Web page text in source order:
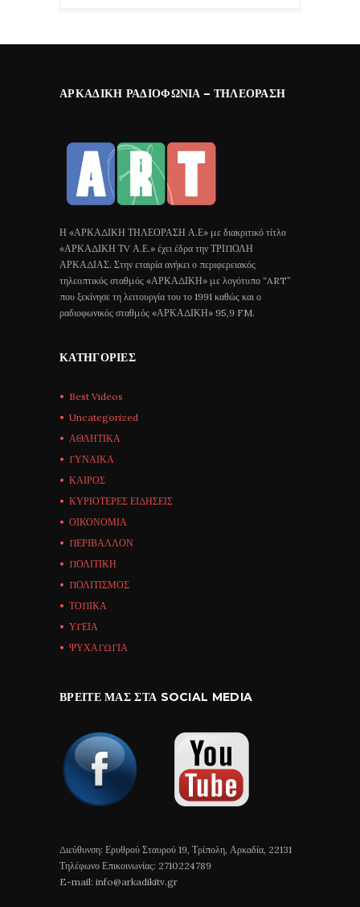
ΑΡΚΑΔΙΚΉ ΡΑΔΙΟΦΩΝΊΑ – ΤΗΛΕΌΡΑΣΗ
Η «ΑΡΚΑΔΙΚΗ ΤΗΛΕΟΡΑΣΗ Α.Ε» με διακριτικό τίτλο
«ΑΡΚΑΔΙΚΗ ΤV Α.Ε.» έχει έδρα την ΤΡΙΠΟΛΗ
ΑΡΚΑΔΙΑΣ. Στην εταιρία ανήκει ο περιφερειακός
τηλεοπτικός σταθμός «ΑΡΚΑΔΙΚΗ» με λογότυπο “ART”
που ξεκίνησε τη λειτουργία του το 1991 καθώς και ο
ραδιοφωνικός σταθμός «ΑΡΚΑΔΙΚΗ» 95,9 FM.
ΚΑΤΗΓΟΡΊΕΣ
Best Videos
Uncategorized
ΑΘΛΗΤΙΚΑ
ΓΥΝΑΙΚΑ
ΚΑΙΡΟΣ
ΚΥΡΙΟΤΕΡΕΣ ΕΙΔΗΣΕΙΣ
ΟΙΚΟΝΟΜΙΑ
ΠΕΡΙΒΑΛΛΟΝ
ΠΟΛΙΤΙΚΗ
ΠΟΛΙΤΙΣΜΟΣ
ΤΟΠΙΚΑ
ΥΓΕΙΑ
ΨΥΧΑΓΩΓΙΑ
ΒΡΕΊΤΕ ΜΑΣ ΣΤΑ SOCIAL MEDIA
Διεύθυνση: Ερυθρού Σταυρού 19, Τρίπολη, Αρκαδία, 22131
Τηλέφωνο Επικοινωνίας: 2710224789
E-mail: info@arkadikitv.gr